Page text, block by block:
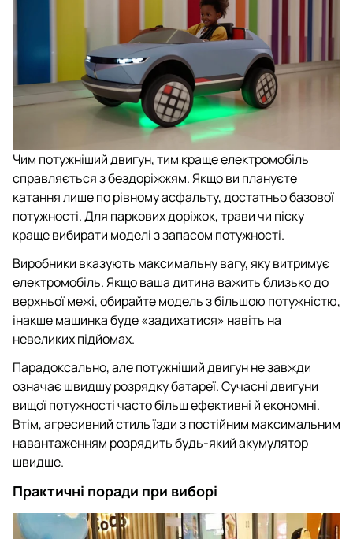
Чим потужніший двигун, тим краще електромобіль
справляється з бездоріжжям. Якщо ви плануєте
катання лише по рівному асфальту, достатньо базової
потужності. Для паркових доріжок, трави чи піску
краще вибирати моделі з запасом потужності.
Виробники вказують максимальну вагу, яку витримує
електромобіль. Якщо ваша дитина важить близько до
верхньої межі, обирайте модель з більшою потужністю,
інакше машинка буде «задихатися» навіть на
невеликих підйомах.
Парадоксально, але потужніший двигун не завжди
означає швидшу розрядку батареї. Сучасні двигуни
вищої потужності часто більш ефективні й економні.
Втім, агресивний стиль їзди з постійним максимальним
навантаженням розрядить будь-який акумулятор
швидше.
Практичні поради при виборі